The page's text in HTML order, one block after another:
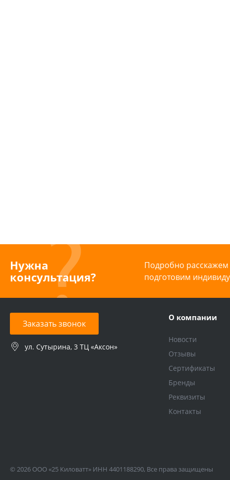
Нужна
консультация?
Подробно расскажем
подготовим
Заказать звонок
ул. Сутырина, 3 ТЦ «Аксон»
О компании
Новости
Отзывы
Сертификаты
Бренды
Реквизиты
Контакты
© 2026 ООО «25 Киловатт» ИНН 4401188290, Все права защищены